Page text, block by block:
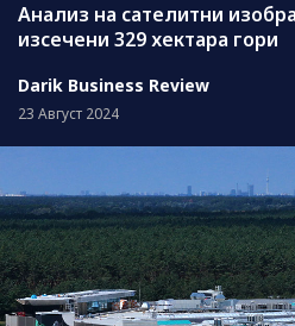
Анализ на сателитни
изсечени 329 хектара гори
Darik Business Review
23 Август 2024